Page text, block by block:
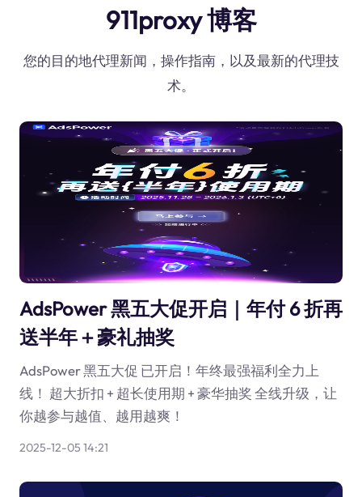
911proxy 博客
您的目的地代理新闻，操作指南，以及最新的代理技
术。
AdsPower 黑五大促开启｜年付 6 折再
送半年＋豪礼抽奖
AdsPower 黑五大促 已开启！年终最强福利全力上
线！ 超大折扣 + 超长使用期 + 豪华抽奖 全线升级，让
你越参与越值、越用越爽！
2025-12-05 14:21